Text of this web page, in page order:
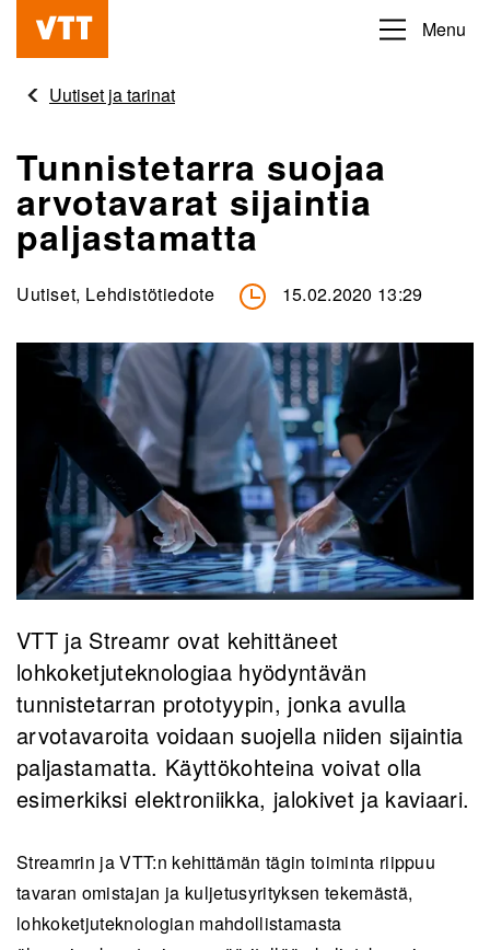
Hyppää
pääsisältöön
Beyond
obvious
Menu
Uutiset ja tarinat
Tunnistetarra suojaa
arvotavarat sijaintia
paljastamatta
Uutiset, Lehdistötiedote 15.02.2020 13:29
VTT ja Streamr ovat kehittäneet
lohkoketjuteknologiaa hyödyntävän
tunnistetarran prototyypin, jonka avulla
arvotavaroita voidaan suojella niiden sijaintia
paljastamatta. Käyttökohteina voivat olla
esimerkiksi elektroniikka, jalokivet ja kaviaari.
Streamrin ja VTT:n kehittämän tägin toiminta riippuu
tavaran omistajan ja kuljetusyrityksen tekemästä,
lohkoketjuteknologian mahdollistamasta